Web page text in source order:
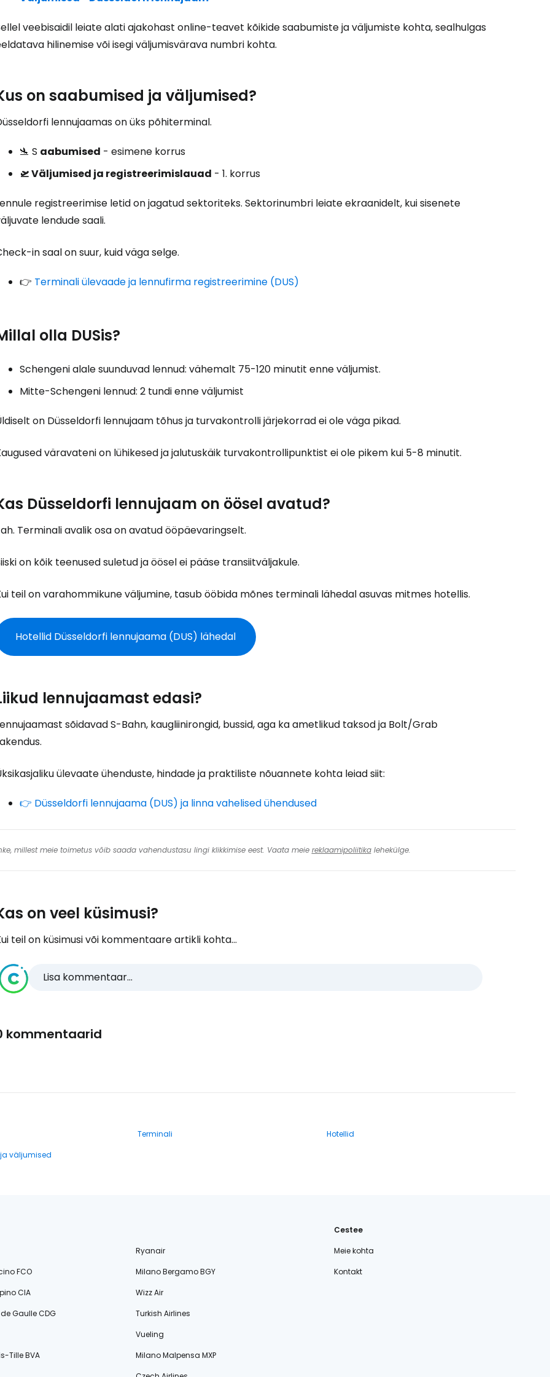
veebisaidil leiate alati ajakohast online-teavet kõikide saabumiste ja väljumiste kohta, sealhulgas
hilinemise või isegi väljumisvärava numbri kohta.
on saabumised ja väljumised?
lennujaamas on üks põhiterminal.
🛬 S aabumised - esimene korrus
🛫 Väljumised ja registreerimislauad - 1. korrus
registreerimise letid on jagatud sektoriteks. Sektorinumbri leiate ekraanidelt, kui sisenete
lendude saali.
in saal on suur, kuid väga selge.
👉 Terminali ülevaade ja lennufirma registreerimine (DUS)
olla DUSis?
Schengeni alale suunduvad lennud: vähemalt 75-120 minutit enne väljumist.
Mitte-Schengeni lennud: 2 tundi enne väljumist
on Düsseldorfi lennujaam tõhus ja turvakontrolli järjekorrad ei ole väga pikad.
väravateni on lühikesed ja jalutuskäik turvakontrollipunktist ei ole pikem kui 5-8 minutit.
Düsseldorfi lennujaam on öösel avatud?
Terminali avalik osa on avatud ööpäevaringselt.
on kõik teenused suletud ja öösel ei pääse transiitväljakule.
teil on varahommikune väljumine, tasub ööbida mõnes terminali lähedal asuvas mitmes hotellis.
Hotellid Düsseldorfi lennujaama (DUS) lähedal
lennujaamast edasi?
sõidavad S-Bahn, kaugliinirongid, bussid, aga ka ametlikud taksod ja Bolt/Grab
ülevaate ühenduste, hindade ja praktiliste nõuannete kohta leiad siit:
👉 Düsseldorfi lennujaama (DUS) ja linna vahelised ühendused
millest meie toimetus võib saada vahendustasu lingi klikkimise eest. Vaata meie reklaamipoliitikalehekülge.
on veel küsimusi?
teil on küsimusi või kommentaare artikli kohta...
Lisa kommentaar...
kommentaarid
Terminali
Hotellid
väljumised
Ryanair
FCO
Milano Bergamo BGY
CIA
Wizz Air
Gaulle CDG
Turkish Airlines
Vueling
Tille BVA
Milano Malpensa MXP
Cestee
Meie kohta
Kontakt
Logi sisse Cestee'sse